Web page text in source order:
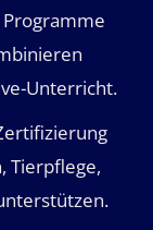
Unterricht.
Tierpflege,